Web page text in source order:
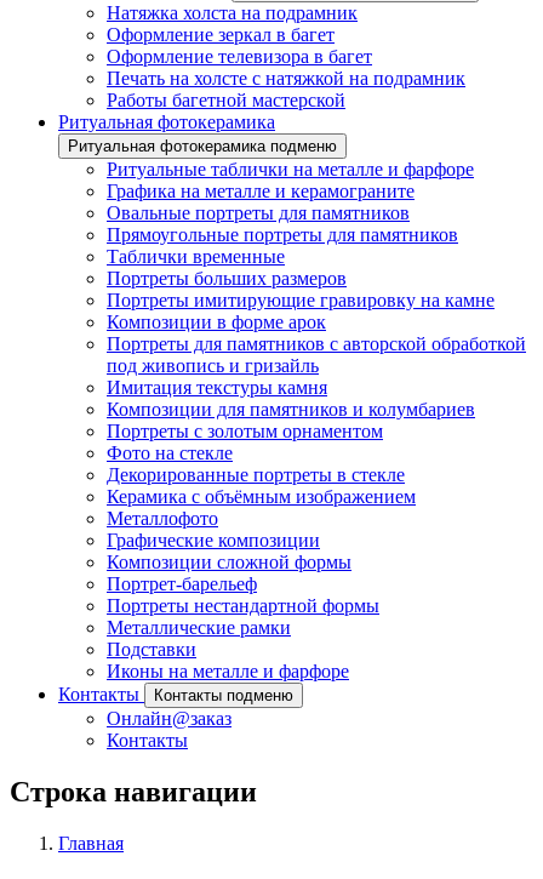
Натяжка холста на подрамник
Оформление зеркал в багет
Оформление телевизора в багет
Печать на холсте с натяжкой на подрамник
Работы багетной мастерской
Ритуальная фотокерамика
Ритуальная фотокерамика подменю
Ритуальные таблички на металле и фарфоре
Графика на металле и керамограните
Овальные портреты для памятников
Прямоугольные портреты для памятников
Таблички временные
Портреты больших размеров
Портреты имитирующие гравировку на камне
Композиции в форме арок
Портреты для памятников с авторской обработкой
под живопись и гризайль
Имитация текстуры камня
Композиции для памятников и колумбариев
Портреты с золотым орнаментом
Фото на стекле
Декорированные портреты в стекле
Керамика с объёмным изображением
Металлофото
Графические композиции
Композиции сложной формы
Портрет-барельеф
Портреты нестандартной формы
Металлические рамки
Подставки
Иконы на металле и фарфоре
Контакты
Контакты подменю
Онлайн@заказ
Контакты
Строка навигации
Главная